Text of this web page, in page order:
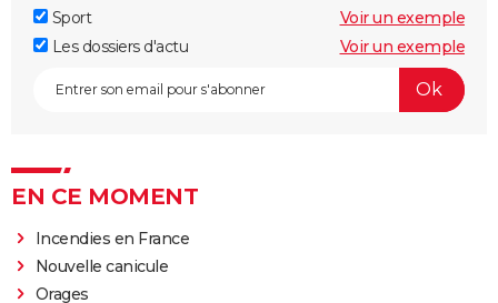
Sport
Voir un exemple
Les dossiers d'actu
Voir un exemple
EN CE MOMENT
Incendies en France
Nouvelle canicule
Orages